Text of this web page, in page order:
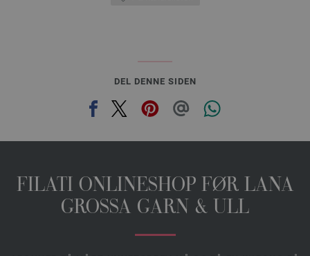
DEL DENNE SIDEN
FILATI ONLINESHOP FØR LANA
GROSSA GARN & ULL